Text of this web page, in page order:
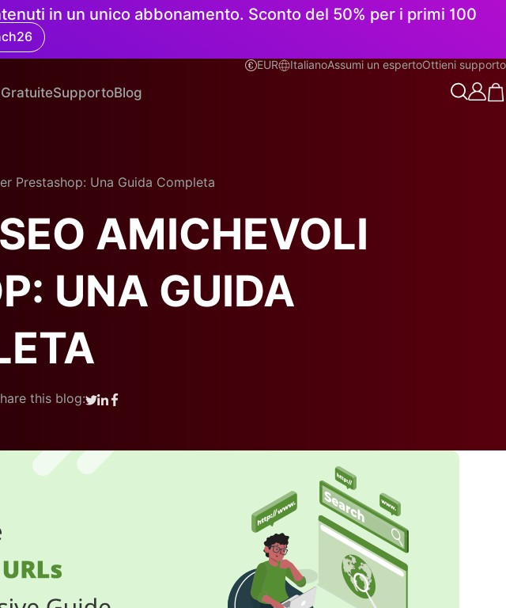
in un unico abbonamento. Sconto del 50% per i primi 100
EUR Italiano
Italiano Assumi un espertoOttieni supporto
SupportoBlog
Prestashop: Una Guida Completa
AMICHEVOLI
UNA GUIDA
this blog: